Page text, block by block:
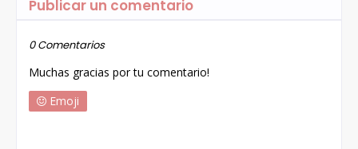
Publicar un comentario
0 Comentarios
Muchas gracias por tu comentario!
Emoji